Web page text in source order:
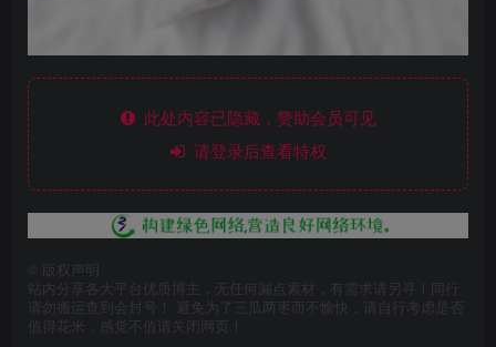
此处内容已隐藏，赞助会员可见
请登录后查看特权
版权声明
站内分享各大平台优质博主，无任何漏点素材，有需求请另寻！同行
请勿搬运查到会封号！ 避免为了三瓜两枣而不愉快，请自行考虑是否
值得花米，感觉不值请关闭网页！